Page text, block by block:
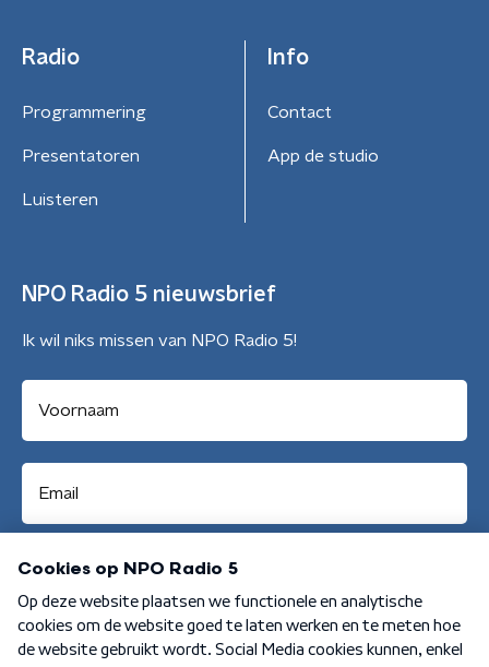
Radio
Programmering
Presentatoren
Luisteren
Info
Contact
App de studio
NPO Radio 5 nieuwsbrief
Ik wil niks missen van NPO Radio 5!
Aanmelden
Algemene voorwaarden